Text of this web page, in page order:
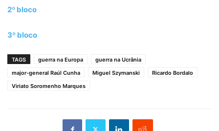
2º bloco
3º bloco
TAGS guerra na Europa
guerra na Ucrânia
major-general Raúl Cunha
Miguel Szymanski
Ricardo Bordalo
Viriato Soromenho Marques